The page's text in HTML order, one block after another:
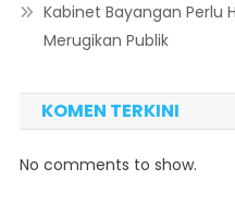
Kabinet Bayangan Perlu
Merugikan Publik
KOMEN TERKINI
No comments to show.